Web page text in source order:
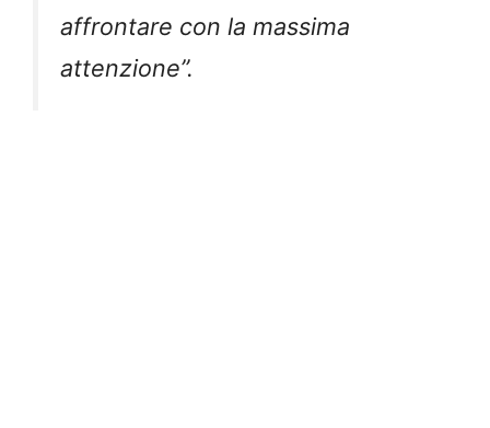
affrontare con la massima
attenzione”.